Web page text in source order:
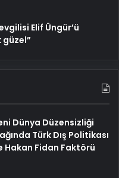
Elif Üngür’ü
güzel”
Dünya Düzensizliği
Türk Dış Politikası
Hakan Fidan Faktörü